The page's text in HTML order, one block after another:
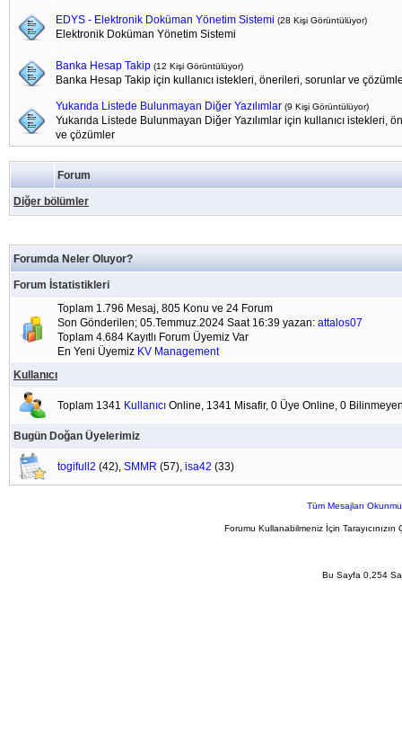
EDYS - Elektronik Doküman Yönetim Sistemi (28 Kişi Görüntülüyor)
Elektronik Doküman Yönetim Sistemi
Banka Hesap Takip (12 Kişi Görüntülüyor)
Banka Hesap Takip için kullanıcı istekleri, önerileri, sorunlar ve
Yukarıda Listede Bulunmayan Diğer Yazılımlar (9 Kişi Görüntülüyor)
Yukarıda Listede Bulunmayan Diğer Yazılımlar için kullanıcı istekleri,
ve çözümler
Forum
Diğer bölümler
Forumda Neler Oluyor?
Forum İstatistikleri
Toplam 1.796 Mesaj, 805 Konu ve 24 Forum
Son Gönderilen; 05.Temmuz.2024 Saat 16:39 yazan: attalos07
Toplam 4.684 Kayıtlı Forum Üyemiz Var
En Yeni Üyemiz KV Management
Kullanıcı
Toplam 1341 Kullanıcı Online, 1341 Misafir, 0 Üye Online, 0
Bugün Doğan Üyelerimiz
togifull2 (42), SMMR (57), isa42 (33)
Tüm Mesajları
Forumu Kullanabilmeniz İçin
Bu Sayfa 0,254